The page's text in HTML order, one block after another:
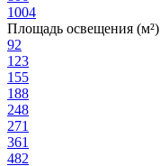
1004
Площадь освещения (м²)
92
123
155
188
248
271
361
482